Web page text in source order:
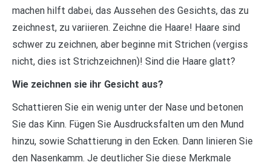
machen hilft dabei, das Aussehen des Gesichts, das zu
zeichnest, zu variieren. Zeichne die Haare! Haare sind
schwer zu zeichnen, aber beginne mit Strichen (vergiss
nicht, dies ist Strichzeichnen)! Sind die Haare glatt?
Wie zeichnen sie ihr Gesicht aus?
Schattieren Sie ein wenig unter der Nase und betonen
Sie das Kinn. Fügen Sie Ausdrucksfalten um den Mund
hinzu, sowie Schattierung in den Ecken. Dann linieren Sie
den Nasenkamm. Je deutlicher Sie diese Merkmale